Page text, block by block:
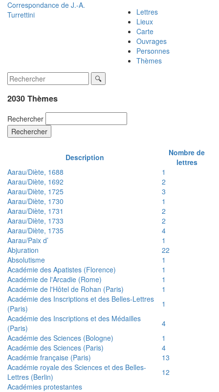
Correspondance de J.-A.
Turrettini
Lettres
Lieux
Carte
Ouvrages
Personnes
Thèmes
2030 Thèmes
Rechercher
Rechercher
Description
Nombre de
lettres
Aarau/Diète, 1688
1
Aarau/Diète, 1692
2
Aarau/Diète, 1725
3
Aarau/Diète, 1730
1
Aarau/Diète, 1731
2
Aarau/Diète, 1733
2
Aarau/Diète, 1735
4
Aarau/Paix d’
1
Abjuration
22
Absolutisme
1
Académie des Apatistes (Florence)
1
Académie de l'Arcadie (Rome)
1
Académie de l'Hôtel de Rohan (Paris)
1
Académie des Inscriptions et des Belles-Lettres
(Paris)
1
Académie des Inscriptions et des Médailles
(Paris)
4
Académie des Sciences (Bologne)
1
Académie des Sciences (Paris)
4
Académie française (Paris)
13
Académie royale des Sciences et des Belles-
Lettres (Berlin)
12
Académies protestantes